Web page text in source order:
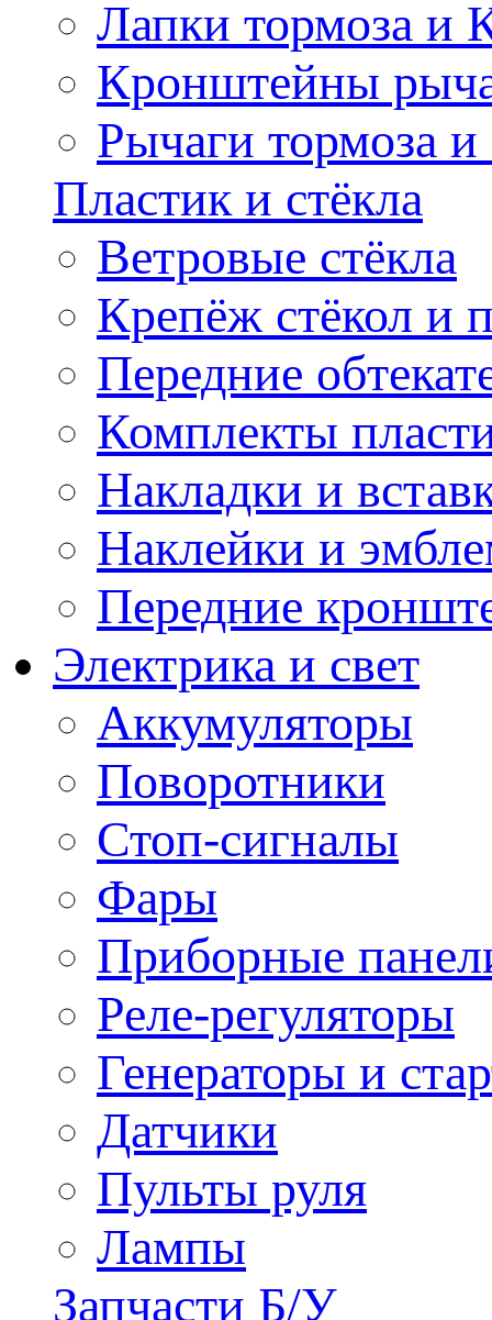
Лапки тормоза и
Кронштейны
Рычаги тормоза и
Пластик и стёкла
Ветровые стёкла
Крепёж стёкол и
Передние
Комплекты
Накладки и
Наклейки и
Передние
Электрика и свет
Аккумуляторы
Поворотники
Стоп-сигналы
Фары
Приборные
Реле-регуляторы
Генераторы и
Датчики
Пульты руля
Лампы
Запчасти Б/У